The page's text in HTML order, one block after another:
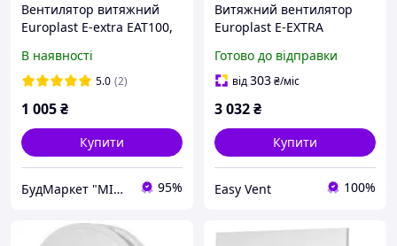
Вентилятор витяжний
Europlast E-extra EAT100,
підшипнику, білий
В наявності
5.0 (2)
1 005₴
Купити
БудМаркет "МІЙ ДІМ" 95%
Витяжний вентилятор
Europlast E-EXTRA
нержавіюча сталь
Готово до відправки
від303₴/міс
3 032₴
Купити
Easy Vent 100%